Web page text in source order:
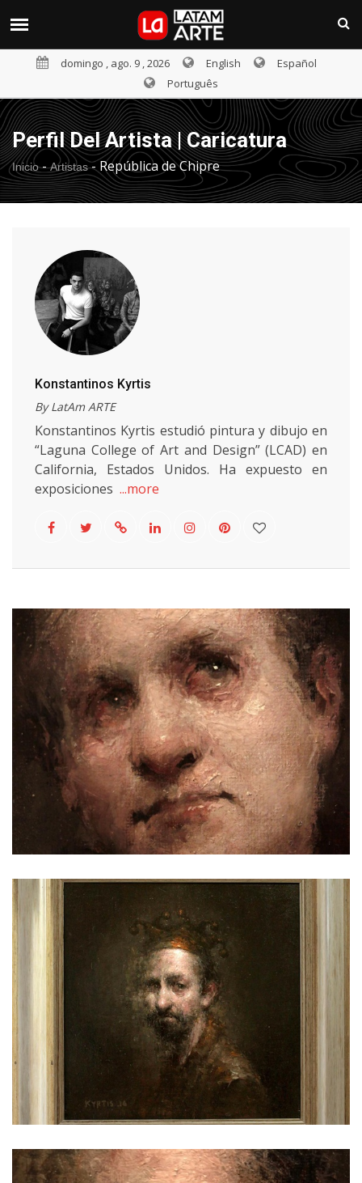
domingo , ago. 9 , 2026 English
Español
Português
Perfil Del Artista | Caricatura
Inicio- Artistas- República de Chipre
Konstantinos Kyrtis
By LatAm ARTE
Konstantinos Kyrtis estudió pintura y dibujo en
“Laguna College of Art and Design” (LCAD) en
California, Estados Unidos. Ha expuesto en
exposiciones ...more